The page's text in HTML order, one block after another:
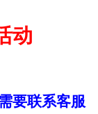
动
要联系客服